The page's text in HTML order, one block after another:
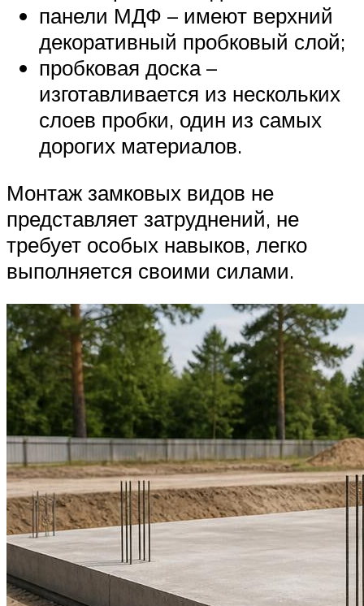
панели МДФ – имеют верхний
декоративный пробковый слой;
пробковая доска –
изготавливается из нескольких
слоев пробки, один из самых
дорогих материалов.
Монтаж замковых видов не
представляет затруднений, не
требует особых навыков, легко
выполняется своими силами.